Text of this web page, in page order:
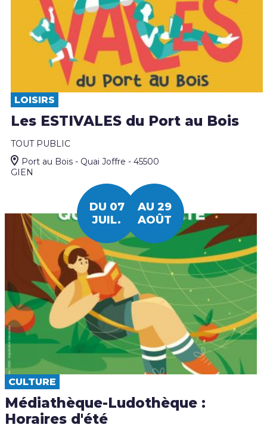
LOISIRS
Les ESTIVALES du Port au Bois
TOUT PUBLIC
Port au Bois - Quai Joffre - 45500
GIEN
DU 07
JUIL.
AU 29
AOÛT
CULTURE
Médiathèque-Ludothèque :
Horaires d'été